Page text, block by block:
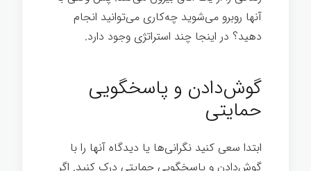
آنها روبرو می‌شوید چه‌کاری می‌توانید انجام
دهید؟ در اینجا چند استراتژی وجود دارد.
گوش‌دادن و پاسخگویی
حمایتی
ابتدا سعی کنید نگرانی‌ها یا دیدگاه آنها را با
گوش‌دادن و پاسخگویی حمایتی درک کنید. اگر